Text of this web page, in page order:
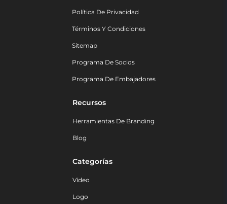
Política De Privacidad
Términos Y Condiciones
Sitemap
Programa De Socios
Programa De Embajadores
Recursos
Herramientas De Branding
Blog
Categorías
Vídeo
Logo